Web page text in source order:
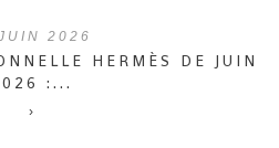
2026
HERMÈS DE JUIN
:...
›